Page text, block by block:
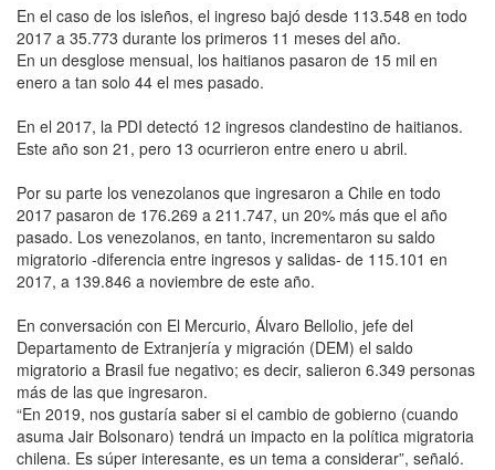
En el caso de los isleños, el ingreso bajó desde 113.548 en todo
2017 a 35.773 durante los primeros 11 meses del año.
En un desglose mensual, los haitianos pasaron de 15 mil en
enero a tan solo 44 el mes pasado.
En el 2017, la PDI detectó 12 ingresos clandestino de haitianos.
Este año son 21, pero 13 ocurrieron entre enero u abril.
Por su parte los venezolanos que ingresaron a Chile en todo
2017 pasaron de 176.269 a 211.747, un 20% más que el año
pasado. Los venezolanos, en tanto, incrementaron su saldo
migratorio -diferencia entre ingresos y salidas- de 115.101 en
2017, a 139.846 a noviembre de este año.
En conversación con El Mercurio, Álvaro Bellolio, jefe del
Departamento de Extranjería y migración (DEM) el saldo
migratorio a Brasil fue negativo; es decir, salieron 6.349 personas
más de las que ingresaron.
“En 2019, nos gustaría saber si el cambio de gobierno (cuando
asuma Jair Bolsonaro) tendrá un impacto en la política migratoria
chilena. Es súper interesante, es un tema a considerar”, señaló.